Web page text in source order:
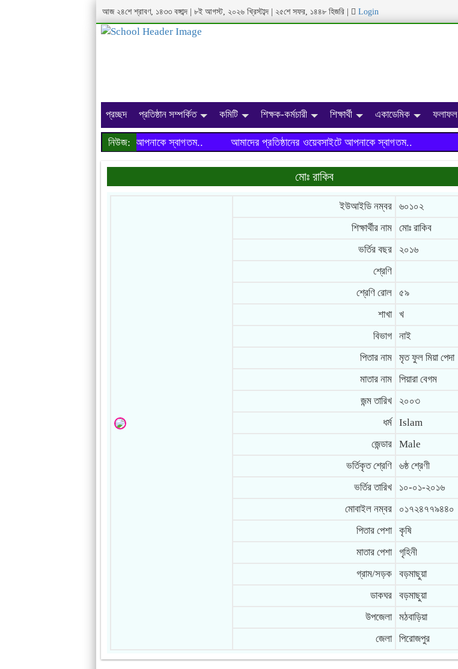
আজ ২৪শে শ্রাবণ, ১৪৩৩ বঙ্গাব্দ | ৮ই আগস্ট, ২০২৬ খ্রিস্টাব্দ | ২৫শে সফর, ১৪৪৮ হিজরি Login
প্রচ্ছদ প্রতিষ্ঠান সম্পর্কিত কমিটি শিক্ষক-কর্মচারী শিক্ষার্থী একাডেমিক ফলাফল
নিউজ: আমাদের প্রতিষ্ঠানের ওয়েবসাইটে আপনাকে স্বাগতম..
আমাদের প্রতিষ্ঠানের ওয়েবসাইটে আপনাকে স্বাগতম..
মোঃ রাকিব
ইউআইডি নম্বর
৬০১০২
শিক্ষার্থীর নাম
মোঃ রাকিব
ভর্তির বছর
২০১৬
শ্রেণি
শ্রেণি রোল
৫৯
শাখা
খ
বিভাগ
নাই
পিতার নাম
মৃত ফুল মিয়া পেদা
মাতার নাম
পিয়ারা বেগম
জন্ম তারিখ
২০০৩
ধর্ম
Islam
জেন্ডার
Male
ভর্তিকৃত শ্রেণি
৬ষ্ঠ শ্রেণী
ভর্তির তারিখ
১০-০১-২০১৬
মোবাইল নম্বর
০১৭২৪৭৭৯৪৪০
পিতার পেশা
কৃষি
মাতার পেশা
গৃহিনী
গ্রাম/সড়ক
বড়মাছুয়া
ডাকঘর
বড়মাছুয়া
উপজেলা
মঠবাড়িয়া
জেলা
পিরোজপুর